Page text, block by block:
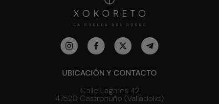
UBICACIÓN Y CONTACTO
Calle Lagares 42
47520 Castronuño (Valladolid)